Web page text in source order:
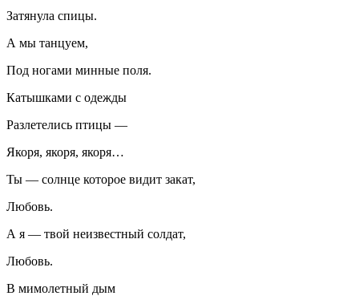
Затянула спицы.
А мы танцуем,
Под ногами минные поля.
Катышками с одежды
Разлетелись птицы —
Якоря, якоря, якоря…
Ты — солнце которое видит закат,
Любовь.
А я — твой неизвестный солдат,
Любовь.
В мимолетный дым